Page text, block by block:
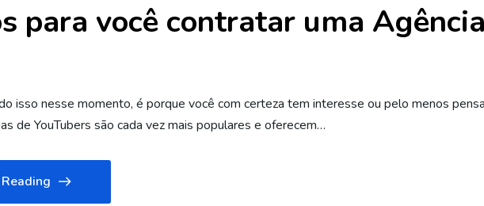
para você contratar uma
isso nesse momento, é porque você com certeza tem interesse ou pelo menos
de YouTubers são cada vez mais populares e oferecem…